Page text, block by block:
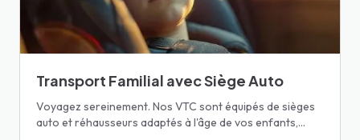
Transport Familial avec Siège Auto
Voyagez sereinement. Nos VTC sont équipés de sièges
auto et réhausseurs adaptés à l'âge de vos enfants,